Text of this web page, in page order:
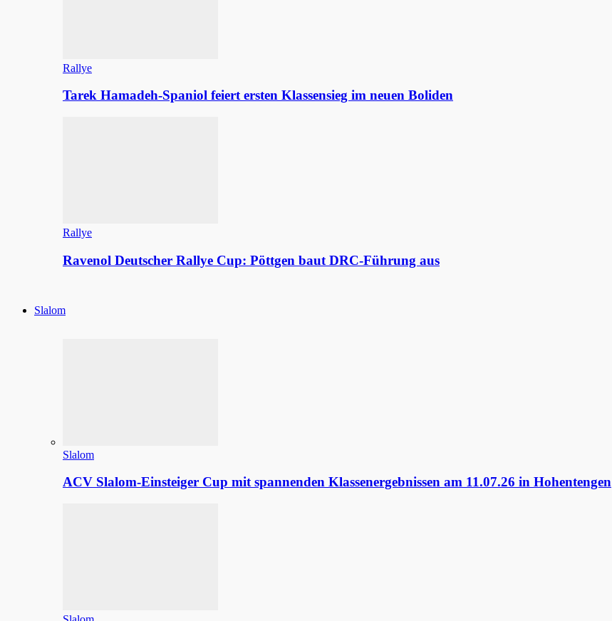
Rallye
Tarek Hamadeh-Spaniol feiert ersten Klassensieg im neuen Boliden
Rallye
Ravenol Deutscher Rallye Cup: Pöttgen baut DRC-Führung aus
Slalom
Slalom
ACV Slalom-Einsteiger Cup mit spannenden Klassenergebnissen am 11.07.26 in Hohentengen